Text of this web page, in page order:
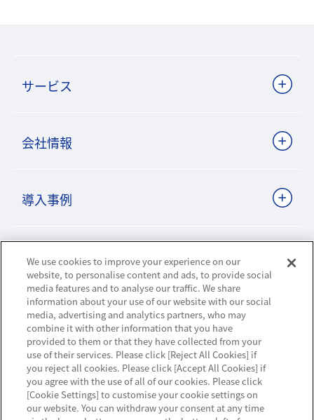
サービス
会社情報
導入事例
ビジネスパートナーサイト
ニュースリリース
お知らせ
お問い合わせ／サポート
We use cookies to improve your experience on our
website, to personalise content and ads, to provide social
media features and to analyse our traffic. We share
information about your use of our website with our social
media, advertising and analytics partners, who may
combine it with other information that you have
provided to them or that they have collected from your
use of their services. Please click [Reject All Cookies] if
you reject all cookies. Please click [Accept All Cookies] if
you agree with the use of all of our cookies. Please click
[Cookie Settings] to customise your cookie settings on
our website. You can withdraw your consent at any time